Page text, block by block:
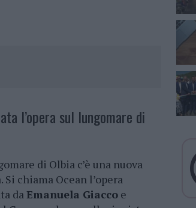
l’opera sul lungomare di
di Olbia c’è una nuova
Si chiama Ocean l’opera
daEmanuela Giacco e